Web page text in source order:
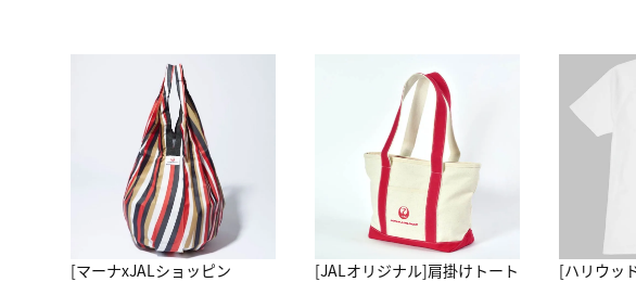
[マーナxJALショッピン
[JALオリジナル]肩掛けトート
[ハリウッ